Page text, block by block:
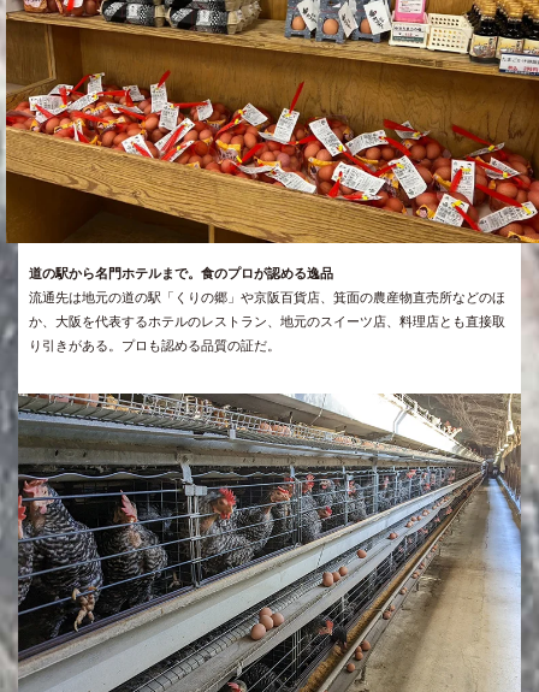
道の駅から名門ホテルまで。食のプロが認める逸品
流通先は地元の道の駅「くりの郷」や京阪百貨店、箕面の農産物直売所などのほ
か、大阪を代表するホテルのレストラン、地元のスイーツ店、料理店とも直接取
り引きがある。プロも認める品質の証だ。